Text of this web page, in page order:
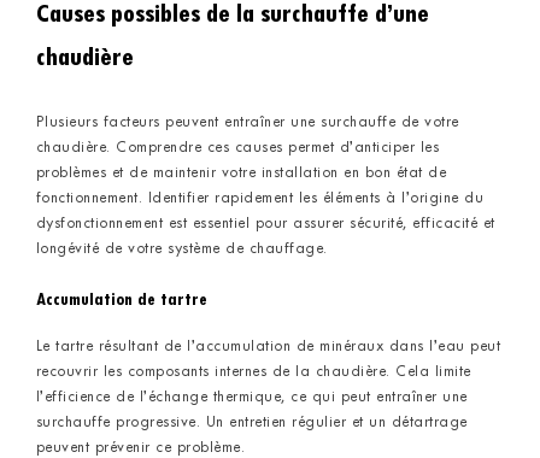
Causes possibles de la surchauffe d’une
chaudière
Plusieurs facteurs peuvent entraîner une surchauffe de votre
chaudière. Comprendre ces causes permet d’anticiper les
problèmes et de maintenir votre installation en bon état de
fonctionnement. Identifier rapidement les éléments à l’origine du
dysfonctionnement est essentiel pour assurer sécurité, efficacité et
longévité de votre système de chauffage.
Accumulation de tartre
Le tartre résultant de l’accumulation de minéraux dans l’eau peut
recouvrir les composants internes de la chaudière. Cela limite
l’efficience de l’échange thermique, ce qui peut entraîner une
surchauffe progressive. Un entretien régulier et un détartrage
peuvent prévenir ce problème.